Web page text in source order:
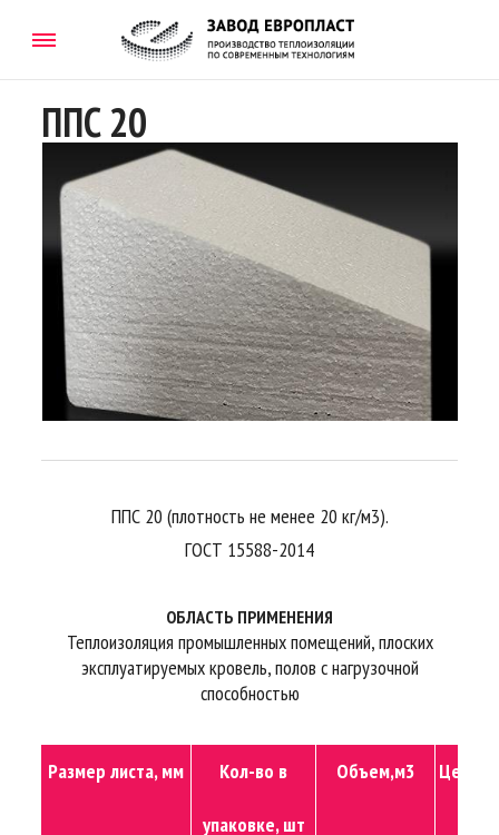
ППС 20
ППС 20 (плотность не менее 20 кг/м3).
ГОСТ 15588-2014
ОБЛАСТЬ ПРИМЕНЕНИЯ
Теплоизоляция промышленных помещений, плоских
эксплуатируемых кровель, полов с нагрузочной
способностью
Размер листа, мм Кол-во в
упаковке, шт
Объем,м3 Цена